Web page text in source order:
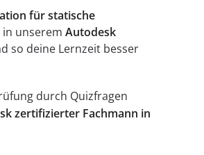
für statische
unserem Autodesk
so deine Lernzeit besser
durch Quizfragen
zertifizierter Fachmann in